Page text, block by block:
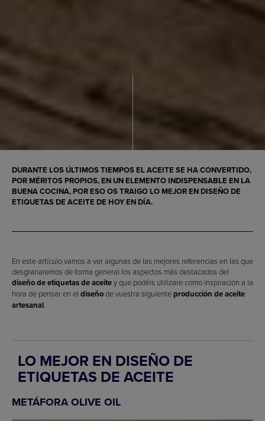
DURANTE LOS ÚLTIMOS TIEMPOS EL ACEITE SE HA CONVERTIDO,
POR MÉRITOS PROPIOS, EN UN ELEMENTO INDISPENSABLE EN LA
BUENA COCINA, POR ESO OS TRAIGO LO MEJOR EN DISEÑO DE
ETIQUETAS DE ACEITE DE HOY EN DÍA.
En este artículo vamos a ver algunas de las mejores referencias en las que
desgranaremos de forma general los aspectos más destacados del
diseño de etiquetas de aceitey que podéis utilizare como inspiración a la
hora de pensar en el diseñode vuestra siguiente producción de aceite
artesanal
LO MEJOR EN DISEÑO DE
ETIQUETAS DE ACEITE
METÁFORA OLIVE OIL